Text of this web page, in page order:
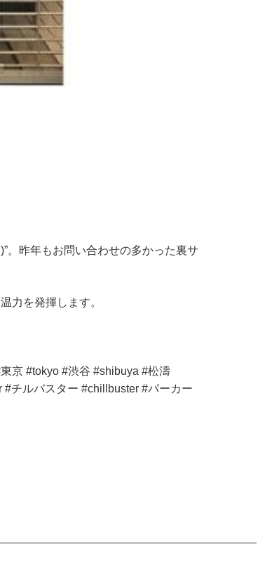
。昨年もお問い合わせの多かった裏サ
力を発揮します。
京 #tokyo #渋谷 #shibuya #松濤
チルバスター #chillbuster #パーカー